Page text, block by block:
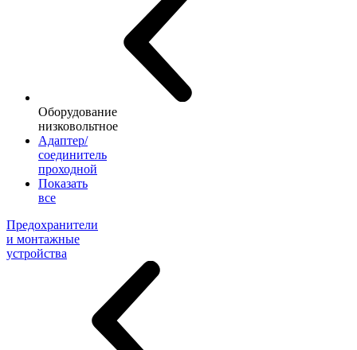
Оборудование
низковольтное
Адаптер/
соединитель
проходной
Показать
все
Предохранители
и монтажные
устройства